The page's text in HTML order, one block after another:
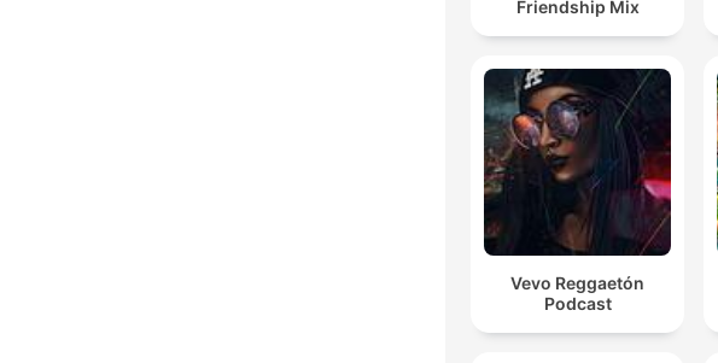
Friendship Mix
Vevo Reggaetón
Podcast